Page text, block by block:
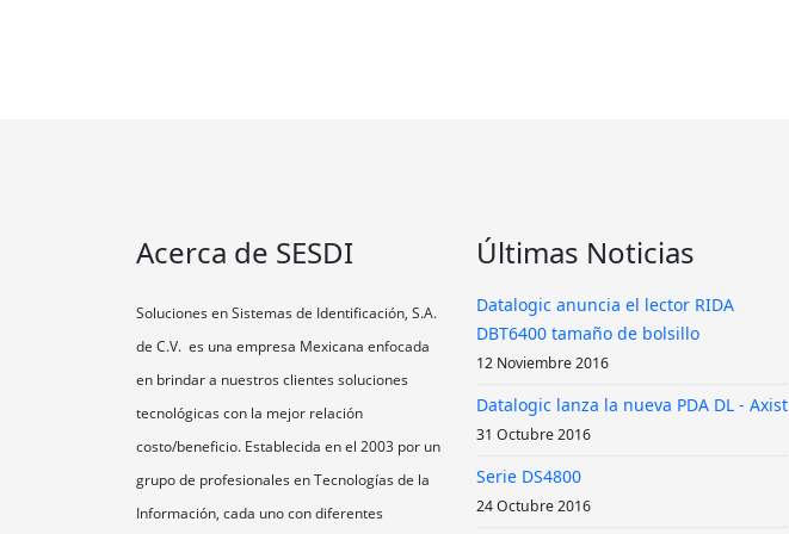
Acerca de SESDI
Soluciones en Sistemas de Identificación, S.A.
de C.V. es una empresa Mexicana enfocada
en brindar a nuestros clientes soluciones
tecnológicas con la mejor relación
costo/beneficio. Establecida en el 2003 por un
grupo de profesionales en Tecnologías de la
Información, cada uno con diferentes
Últimas Noticias
Datalogic anuncia el lector RIDA
DBT6400 tamaño de bolsillo
12 Noviembre 2016
Datalogic lanza la nueva PDA DL - Axist
31 Octubre 2016
Serie DS4800
24 Octubre 2016